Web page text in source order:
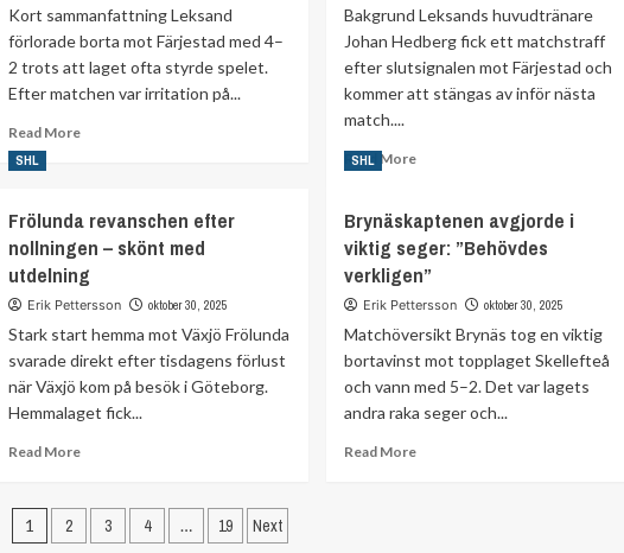
ha
visat
iPad
för
Haan
Kort sammanfattning Leksand
förlorade borta mot Färjestad med 4–
2 trots att laget ofta styrde spelet.
Efter matchen var irritation på...
Read MoreRead
Johansson
kritisk
domarna
efter
Leksandsförlust
Bakgrund Leksands huvudtränare
Johan Hedberg fick ett matchstraff
efter slutsignalen mot Färjestad och
kommer att stängas av inför nästa
match....
Read MoreRead
Johan
Hedberg
avstängd
efter
matchstraff
SHL
Frölunda revanschen efter
nollningen – skönt med
utdelning
Erik Pettersson oktober 30, 2025
Stark start hemma mot Växjö Frölunda
svarade direkt efter tisdagens förlust
när Växjö kom på besök i Göteborg.
Hemmalaget fick...
Read MoreRead
SHL
Brynäskaptenen avgjorde i
viktig seger: ”Behövdes
verkligen”
Erik Pettersson oktober 30, 2025
Matchöversikt Brynäs tog en viktig
bortavinst mot topplaget Skellefteå
och vann med 5–2. Det var lagets
andra raka seger och...
Read MoreRead
Sidnumrering
1 2 3 4 … 19 Next